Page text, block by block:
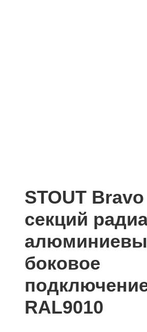
STOUT
секций
боковое
RAL9010